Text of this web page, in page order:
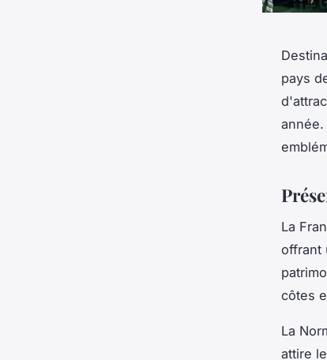
pays
La
offrant
côtes
La
attire